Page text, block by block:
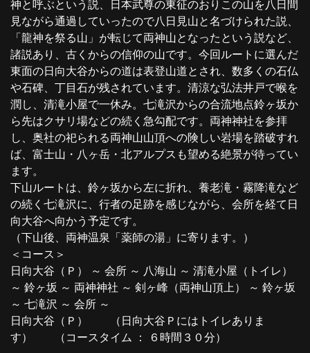
神と呼ぶという説、日本武尊の東征のおりこの山を八日間
見ながら通過していったので八日見山と名づけられた説、
「龍神を祭る山」が転じて両神山となったという説など、
諸説あり、古くからの信仰の山です。今回ルートに選んだ
東面の日向大谷からの道は表登山道とされ、数多くの石仏
や石碑、丁目石が残されています。清涼な弘法井戸で喉を
潤し、清滝小屋で一休み。七滝沢からの合流地点鈴ヶ坂か
ら先はクサリ場などの続く急勾配です。両神神社を参拝
し、奥社の祀られる両神山山頂への険しい岩場を踏破すれ
ば、富士山・八ヶ岳・北アルプスも望める絶景が待ってい
ます。
下山ルートは、鈴ヶ坂から左に折れ、養老滝・霧降滝など
の続く七滝沢に、行者の足跡を感じながら、会所を経て日
向大谷へ向かう予定です。
（下山後、両神温泉「薬師の湯」に寄ります。）
＜コース＞
日向大谷（Ｐ） ～ 会所 ～ 八海山 ～ 清滝小屋（トイレ）
～ 鈴ヶ坂 ～ 両神神社 ～ 剣ヶ峰（両神山頂上） ～ 鈴ヶ坂
～ 七滝沢 ～ 会所 ～
日向大谷（Ｐ） （日向大谷Ｐにはトイレありま
す） （コースタイム ： ６時間３０分）